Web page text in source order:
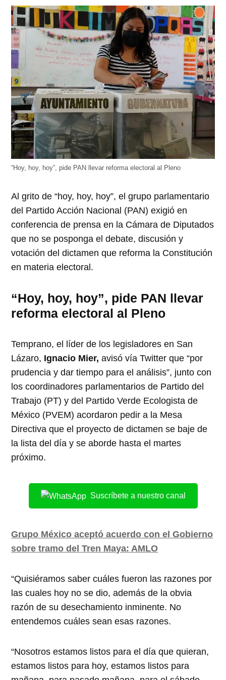
abre
en
una
ventana
nueva)
abre
en
una
ventana
nueva)
abre
en
una
ventana
nueva)
abre
en
una
ventana
nueva)
abre
en
una
ventana
nueva)
“Hoy, hoy, hoy”, pide PAN llevar reforma electoral al Pleno
Al grito de “hoy, hoy, hoy”, el grupo parlamentario
del Partido Acción Nacional (PAN) exigió en
conferencia de prensa en la Cámara de Diputados
que no se posponga el debate, discusión y
votación del dictamen que reforma la Constitución
en materia electoral.
“Hoy, hoy, hoy”, pide PAN llevar
reforma electoral al Pleno
Temprano, el líder de los legisladores en San
Lázaro, Ignacio Mier, avisó vía Twitter que “por
prudencia y dar tiempo para el análisis”, junto con
los coordinadores parlamentarios de Partido del
Trabajo (PT) y del Partido Verde Ecologista de
México (PVEM) acordaron pedir a la Mesa
Directiva que el proyecto de dictamen se baje de
la lista del día y se aborde hasta el martes
próximo.
Suscríbete a nuestro canal
Grupo México aceptó acuerdo con el Gobierno
sobre tramo del Tren Maya: AMLO
“Quisiéramos saber cuáles fueron las razones por
las cuales hoy no se dio, además de la obvia
razón de su desechamiento inminente. No
entendemos cuáles sean esas razones.
“Nosotros estamos listos para el día que quieran,
estamos listos para hoy, estamos listos para